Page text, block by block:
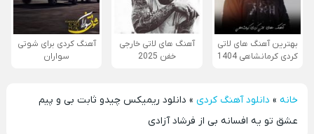
بهترین آهنگ های لاتی
کردی کرمانشاهی 1404
آهنگ های لاتی خارجی
خفن 2025
آهنگ کردی برای شوتی
سواران
خانه» دانلود آهنگ کردی » دانلود ریمیکس چیدو ثابت بی و پیم
عشق تو یه افسانه بی از فرشاد آزادی